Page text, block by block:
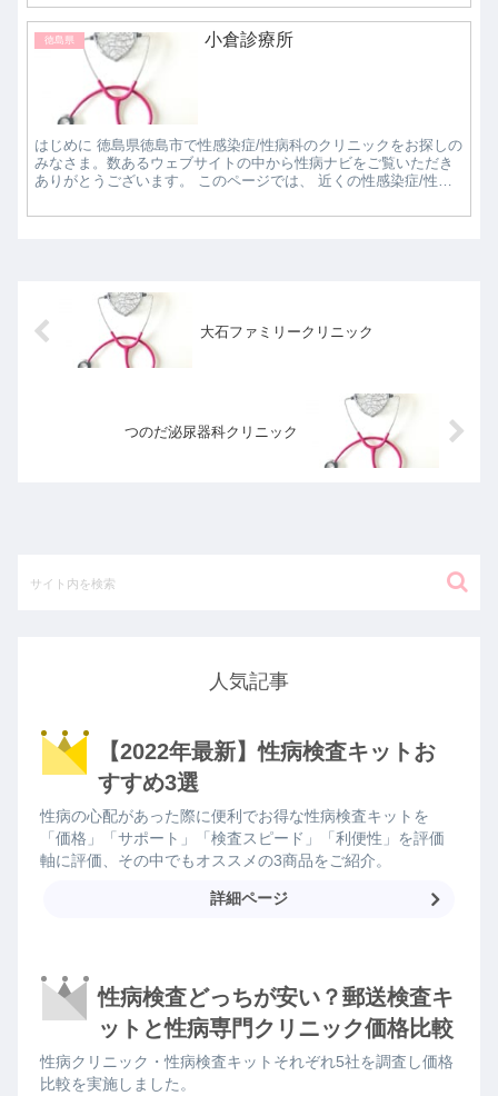
徳島県 小倉診療所
はじめに 徳島県徳島市で性感染症/性病科のクリニックをお探しの
みなさま。数あるウェブサイトの中から性病ナビをご覧いただき
ありがとうございます。 このページでは、 近くの性感染症/性病
大石ファミリークリニック
つのだ泌尿器科クリニック
人気記事
【2022年最新】性病検査キットお
すすめ3選
性病の心配があった際に便利でお得な性病検査キットを
「価格」「サポート」「検査スピード」「利便性」を評価
軸に評価、その中でもオススメの3商品をご紹介。
詳細ページ
性病検査どっちが安い？郵送検査キ
ットと性病専門クリニック価格比較
性病クリニック・性病検査キットそれぞれ5社を調査し価格
比較を実施しました。